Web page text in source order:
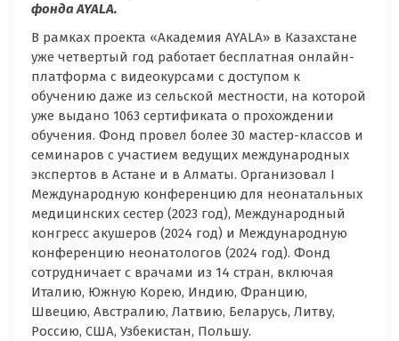
фонда AYALA.
В рамках проекта «Академия AYALA» в Казахстане
уже четвертый год работает бесплатная онлайн-
платформа с видеокурсами с доступом к
обучению даже из сельской местности, на которой
уже выдано 1063 сертификата о прохождении
обучения. Фонд провел более 30 мастер-классов и
семинаров с участием ведущих международных
экспертов в Астане и в Алматы. Организовал I
Международную конференцию для неонатальных
медицинских сестер (2023 год), Международный
конгресс акушеров (2024 год) и Международную
конференцию неонатологов (2024 год). Фонд
сотрудничает с врачами из 14 стран, включая
Италию, Южную Корею, Индию, Францию,
Швецию, Австралию, Латвию, Беларусь, Литву,
Россию, США, Узбекистан, Польшу.